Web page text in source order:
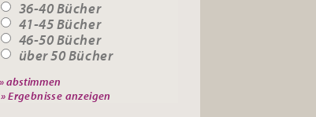
36-40 Bücher
41-45 Bücher
46-50 Bücher
über 50 Bücher
» Ergebnisse anzeigen